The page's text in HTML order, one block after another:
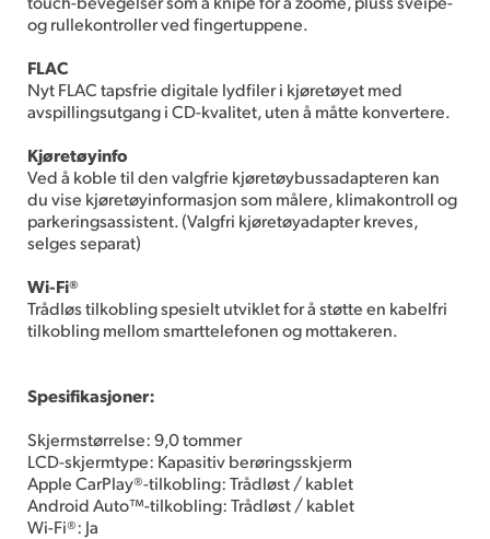
og rullekontroller ved fingertuppene.
FLAC
Nyt FLAC tapsfrie digitale lydfiler i kjøretøyet med
avspillingsutgang i CD-kvalitet, uten å måtte konvertere.
Kjøretøyinfo
Ved å koble til den valgfrie kjøretøybussadapteren kan
du vise kjøretøyinformasjon som målere, klimakontroll og
parkeringsassistent. (Valgfri kjøretøyadapter kreves,
selges separat)
Wi-Fi®
Trådløs tilkobling spesielt utviklet for å støtte en kabelfri
tilkobling mellom smarttelefonen og mottakeren.
Spesifikasjoner:
Skjermstørrelse: 9,0 tommer
LCD-skjermtype: Kapasitiv berøringsskjerm
Apple CarPlay®-tilkobling: Trådløst / kablet
Android Auto™-tilkobling: Trådløst / kablet
Wi-Fi®: Ja